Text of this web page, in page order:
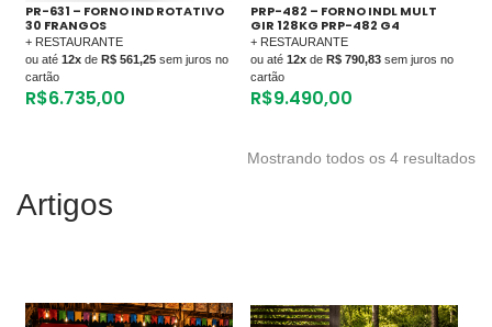
PR-631 – FORNO IND ROTATIVO
30 FRANGOS
+ RESTAURANTE
ou até 12x de R$ 561,25 sem juros no
cartão
R$6.735,00
PRP-482 – FORNO INDL MULT
GIR 128KG PRP-482 G4
+ RESTAURANTE
ou até 12xde R$ 790,83sem juros no
cartão
R$9.490,00
Mostrando todos os 4 resultados
Artigos